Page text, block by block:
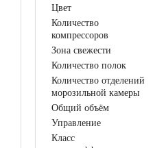
Цвет
Количество
компрессоров
Зона свежести
Количество полок
Количество отделений
морозильной камеры
Общий объём
Управление
Класс